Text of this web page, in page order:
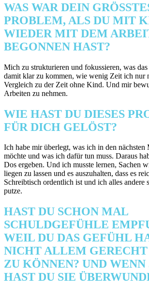
WAS WAR DEIN GRÖSSTES
ROBLEM, ALS DU MIT
IEDER MIT DEM
EGONNEN HAST?
Mich zu strukturieren und fokussieren, was
damit klar zu kommen, wie wenig Zeit ich nur
Vergleich zu der Zeit ohne Kind. Und mir
Arbeiten zu nehmen.
WIE HAST DU DIESES
FÜR DICH GELÖST?
Ich habe mir überlegt, was ich in den nächsten
möchte und was ich dafür tun muss. Daraus
Dos ergeben. Und ich musste lernen, Sachen
liegen zu lassen und es auszuhalten, dass es
Schreibtisch ordentlich ist und ich alles andere
putze.
HAST DU SCHON MAL
SCHULDGEFÜHLE
WEIL DU DAS GEFÜHL
NICHT ALLEM GERECHT
ZU KÖNNEN? UND
HAST DU SIE